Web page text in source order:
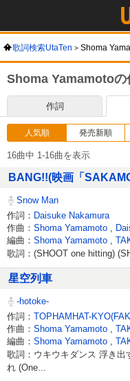
歌詞検索UtaTen Shoma
Shoma Yamamotoの
作詞
人気順 発売新順
16曲中 1-16曲を表示
BANG!!(映画「
Snow Man
作詞： Daisuke Nakamura
作曲： Shoma Yamamoto
編曲： Shoma Yamamoto
歌詞：(SHOOT one hitting)
星空列車
-hotoke-
作詞： TOPHAMHAT-
作曲： Shoma Yamamoto
編曲： Shoma Yamamoto
歌詞：ウキウキダンス 浮き出
れ (One...